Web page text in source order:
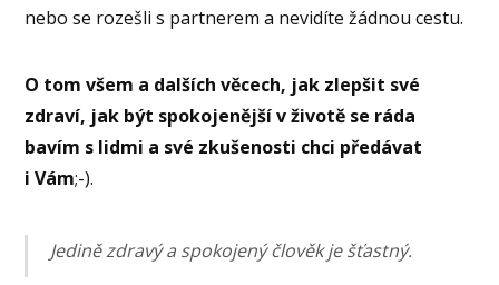
nebo se rozešli s partnerem a nevidíte žádnou cestu.
O tom všem a dalších věcech, jak zlepšit své
zdraví, jak být spokojenější v životě se ráda
bavím s lidmi a své zkušenosti chci předávat
i Vám;-).
Jedině zdravý a spokojený člověk je šťastný.